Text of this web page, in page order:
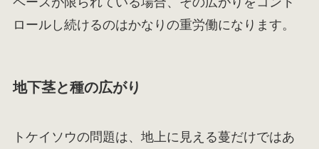
ロールし続けるのはかなりの重労働になります。
地下茎と種の広がり
トケイソウの問題は、地上に見える蔓だけではあ